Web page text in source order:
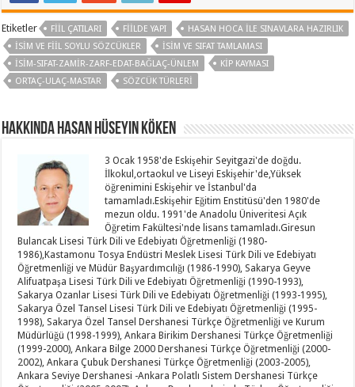
Etiketler FIIL ÇATILARI FIILDE YAPI
HASAN HOCA ILE SINAVLARA HAZIRLIK
İSIM VE FIIL SOYLU SÖZCÜKLER
İSIM VE SIFAT TAMLAMASI
ISIM-SIFAT-ZAMIR-ZARF-EDAT-BAĞLAÇ-ÜNLEM
KIP KAYMASI
ORTAÇ-ULAÇ-MASTAR
SÖZCÜK TÜRLERI
Hakkında Hasan Hüseyin KÖKEN
3 Ocak 1958'de Eskişehir Seyitgazi'de doğdu.
İlkokul,ortaokul ve Liseyi Eskişehir'de,Yüksek
öğrenimini Eskişehir ve İstanbul'da
tamamladı.Eskişehir Eğitim Enstitüsü'den 1980'de
mezun oldu. 1991'de Anadolu Üniveritesi Açık
Öğretim Fakültesi'nde lisans tamamladı.Giresun
Bulancak Lisesi Türk Dili ve Edebiyatı Öğretmenliği (1980-
1986),Kastamonu Tosya Endüstri Meslek Lisesi Türk Dili ve Edebiyatı
Öğretmenliği ve Müdür Başyardımcılığı (1986-1990), Sakarya Geyve
Alifuatpaşa Lisesi Türk Dili ve Edebiyatı Öğretmenliği (1990-1993),
Sakarya Ozanlar Lisesi Türk Dili ve Edebiyatı Öğretmenliği (1993-1995),
Sakarya Özel Tansel Lisesi Türk Dili ve Edebiyatı Öğretmenliği (1995-
1998), Sakarya Özel Tansel Dershanesi Türkçe Öğretmenliği ve Kurum
Müdürlüğü (1998-1999), Ankara Birikim Dershanesi Türkçe Öğretmenliği
(1999-2000), Ankara Bilge 2000 Dershanesi Türkçe Öğretmenliği (2000-
2002), Ankara Çubuk Dershanesi Türkçe Öğretmenliği (2003-2005),
Ankara Seviye Dershanesi -Ankara Polatlı Sistem Dershanesi Türkçe